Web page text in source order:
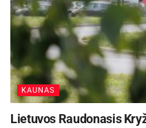
KAUNAS
Lietuvos Raudonasis